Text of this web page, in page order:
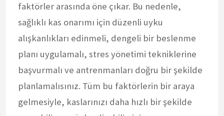
faktörler arasında öne çıkar. Bu nedenle,
sağlıklı kas onarımı için düzenli uyku
alışkanlıkları edinmeli, dengeli bir beslenme
planı uygulamalı, stres yönetimi tekniklerine
başvurmalı ve antrenmanları doğru bir şekilde
planlamalısınız. Tüm bu faktörlerin bir araya
gelmesiyle, kaslarınızı daha hızlı bir şekilde